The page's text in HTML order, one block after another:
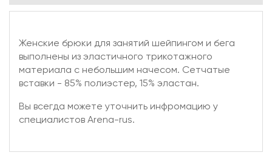
Женские брюки для занятий шейпингом и бега
выполнены из эластичного трикотажного
материала с небольшим начесом. Cетчатые
вставки - 85% полиэстер, 15% эластан.
Вы всегда можете уточнить инфромацию у
специалистов Arena-rus.